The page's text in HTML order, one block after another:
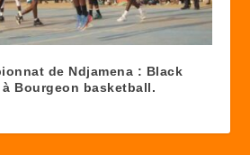
de Ndjamena : Black
Bourgeon basketball.